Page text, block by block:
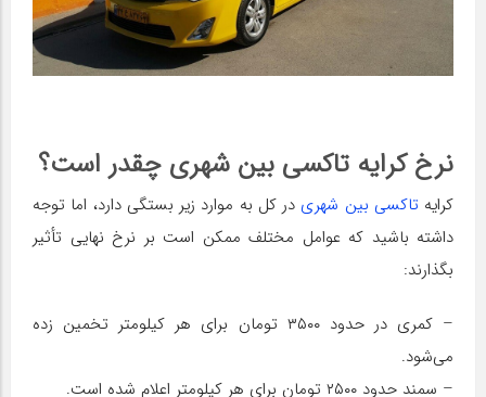
نرخ کرایه تاکسی بین شهری چقدر است؟
کرایه تاکسی بین شهری در کل به موارد زیر بستگی دارد، اما توجه
داشته باشید که عوامل مختلف ممکن است بر نرخ نهایی تأثیر
بگذارند:
– کمری در حدود ۳۵۰۰ تومان برای هر کیلومتر تخمین زده
می‌شود.
– سمند حدود ۲۵۰۰ تومان برای هر کیلومتر اعلام شده است.